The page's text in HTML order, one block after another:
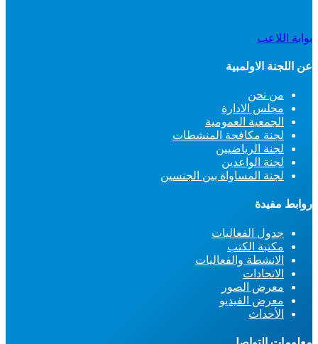
بوابة اللاعب
عن اللجنة الاولمبية
من نحن
مجلس الادارة
الجمعية العمومية
لجنة مكافحة المنشطات
لجنة الرياضيين
لجنة الواعدين
لجنة المساواة بين الجنسين
روابط مفيدة
جدول الفعاليات
مكتبة الكتب
الانشطة والفعاليات
الاتحادات
معرض الصور
معرض الفيديو
الأحداث